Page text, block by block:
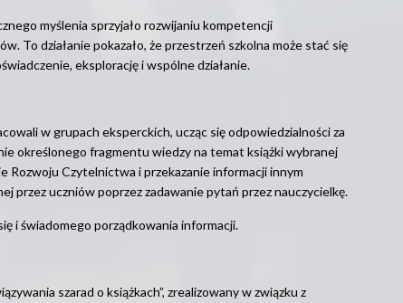
myślenia sprzyjało rozwijaniu kompetencji
To działanie pokazało, że przestrzeń szkolna może stać się
eksplorację i wspólne działanie.
w grupach eksperckich, ucząc się odpowiedzialności za
określonego fragmentu wiedzy na temat książki wybranej
Rozwoju Czytelnictwa i przekazanie informacji innym
przez uczniów poprzez zadawanie pytań przez nauczycielkę.
i świadomego porządkowania informacji.
szarad o książkach”, zrealizowany w związku z